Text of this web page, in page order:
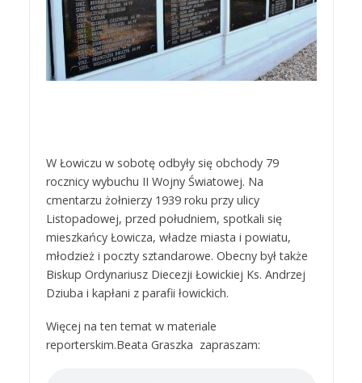
W Łowiczu w sobotę odbyły się obchody 79
rocznicy wybuchu II Wojny Światowej. Na
cmentarzu żołnierzy 1939 roku przy ulicy
Listopadowej, przed południem, spotkali się
mieszkańcy Łowicza, władze miasta i powiatu,
młodzież i poczty sztandarowe. Obecny był także
Biskup Ordynariusz Diecezji Łowickiej Ks. Andrzej
Dziuba i kapłani z parafii łowickich.
Więcej na ten temat w materiale
reporterskim.Beata Graszka zapraszam: